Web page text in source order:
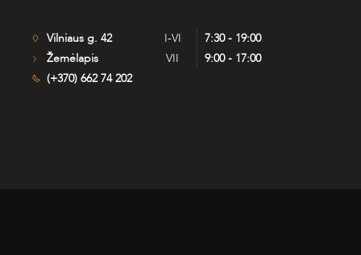
Vilniaus g. 42
Žemėlapis
(+370) 662 74 202
I-VI
7:30 - 19:00
VII
9:00 - 17:00